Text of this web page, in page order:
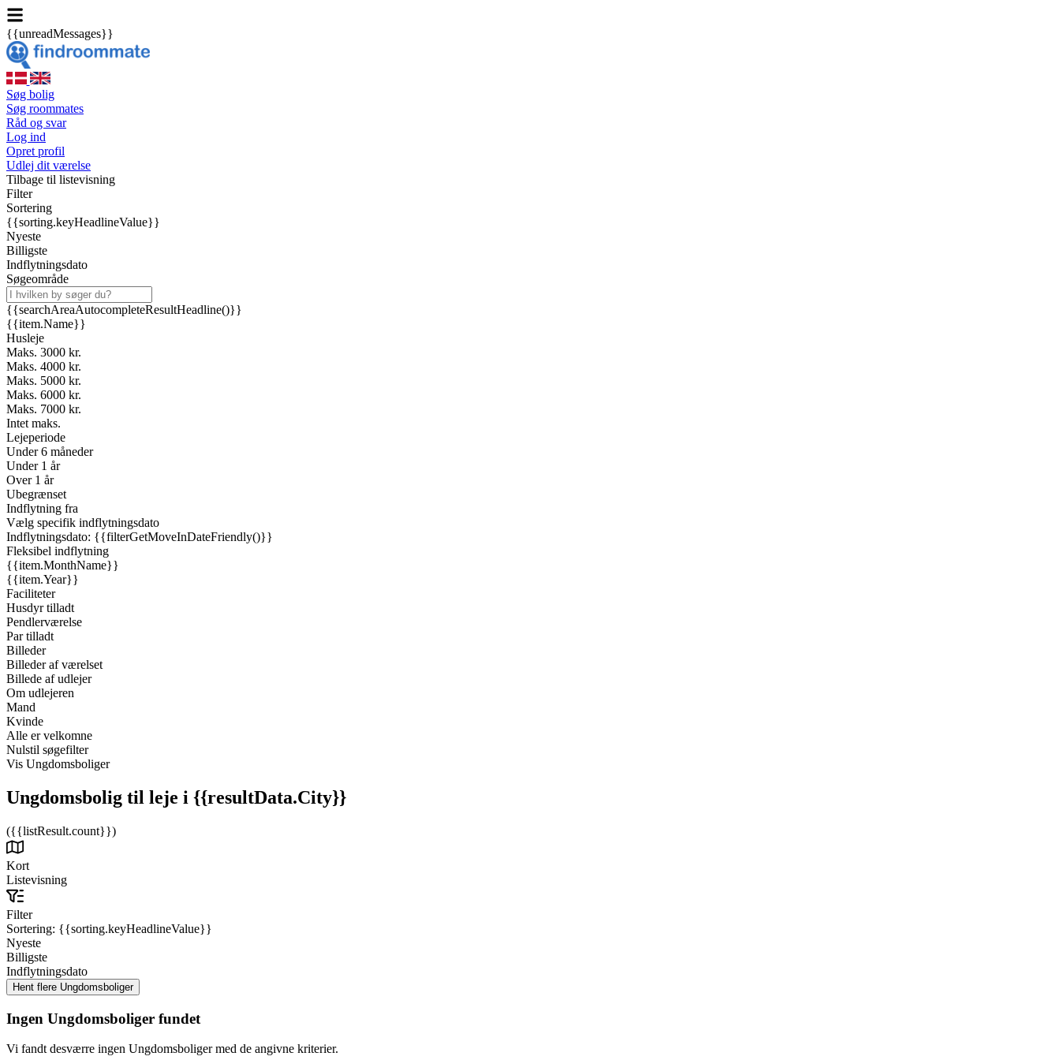
{{unreadMessages}}
Søg bolig
Søg roommates
Råd og svar
Log ind
Opret profil
Udlej dit værelse
Tilbage til listevisning
Filter
Sortering
{{sorting.keyHeadlineValue}}
Nyeste
Billigste
Indflytningsdato
Søgeområde
{{searchAreaAutocompleteResultHeadline()}}
{{item.Name}}
Husleje
Maks. 3000 kr.
Maks. 4000 kr.
Maks. 5000 kr.
Maks. 6000 kr.
Maks. 7000 kr.
Intet maks.
Lejeperiode
Under 6 måneder
Under 1 år
Over 1 år
Ubegrænset
Indflytning fra
Vælg specifik indflytningsdato
Indflytningsdato: {{filterGetMoveInDateFriendly()}}
Fleksibel indflytning
{{item.MonthName}}
{{item.Year}}
Faciliteter
Husdyr tilladt
Pendlerværelse
Par tilladt
Billeder
Billeder af værelset
Billede af udlejer
Om udlejeren
Mand
Kvinde
Alle er velkomne
Nulstil søgefilter
Vis Ungdomsboliger
Ungdomsbolig til leje i {{resultData.City}}
({{listResult.count}})
Kort
Listevisning
Filter
Sortering: {{sorting.keyHeadlineValue}}
Nyeste
Billigste
Indflytningsdato
Ingen Ungdomsboliger fundet
Vi fandt desværre ingen Ungdomsboliger med de angivne kriterier.